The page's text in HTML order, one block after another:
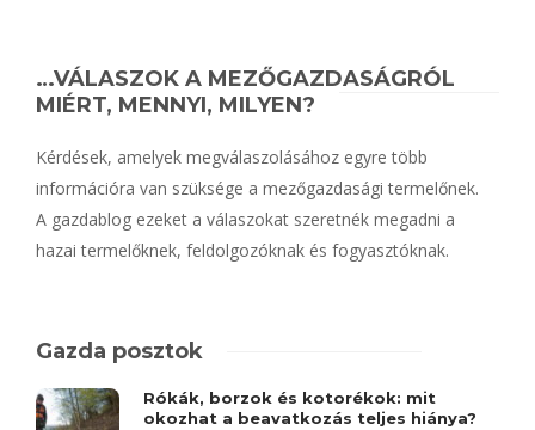
…VÁLASZOK A MEZŐGAZDASÁGRÓL
MIÉRT, MENNYI, MILYEN?
Kérdések, amelyek megválaszolásához egyre több
információra van szüksége a mezőgazdasági termelőnek.
A gazdablog ezeket a válaszokat szeretnék megadni a
hazai termelőknek, feldolgozóknak és fogyasztóknak.
Gazda posztok
Rókák, borzok és kotorékok: mit
okozhat a beavatkozás teljes hiánya?